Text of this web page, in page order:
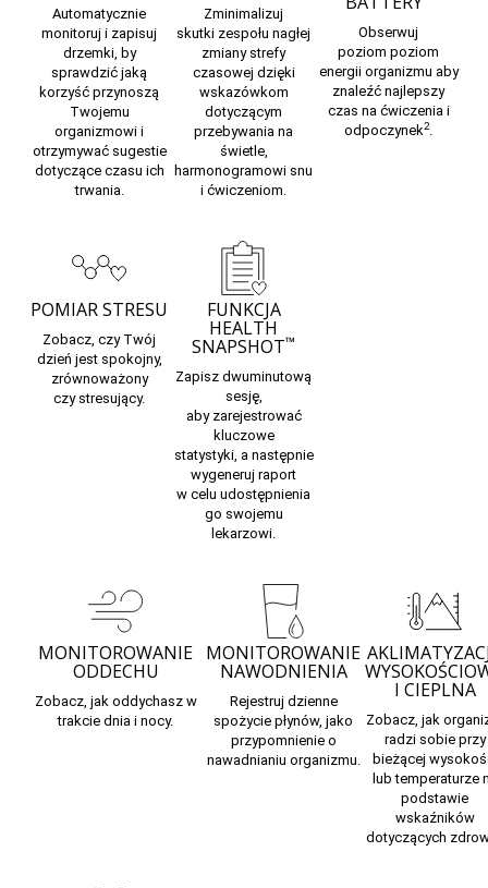
Automatycznie
monitoruj i zapisuj
drzemki, by
sprawdzić jaką
korzyść przynoszą
Twojemu
organizmowi i
otrzymywać sugestie
dotyczące czasu ich
trwania.
Zminimalizuj
skutki zespołu nagłej
zmiany strefy
czasowej dzięki
wskazówkom
dotyczącym
przebywania na
świetle,
harmonogramowi snu
i ćwiczeniom.
Obserwuj
poziompoziom
energii organizmu aby
znaleźć najlepszy
czas na ćwiczenia i
odpoczynek2.
POMIAR STRESU
Zobacz, czy Twój
dzień jest spokojny,
zrównoważony
czy stresujący.
FUNKCJA
HEALTH
SNAPSHOT™
Zapisz dwuminutową
sesję,
aby zarejestrować
kluczowe
statystyki, a następnie
wygeneruj raport
w celu udostępnienia
go swojemu
lekarzowi.
MONITOROWANIE
ODDECHU
Zobacz, jak oddychaszw
trakcie dnia i nocy.
MONITOROWANIE
NAWODNIENIA
Rejestruj dzienne
spożycie płynów, jako
przypomnienie o
nawadnianiu organizmu.
I CIEPLNA
Zobacz, jak
radzi sobieprzy
bieżącej
lub temperaturze
podstawie
wskaźników
dotyczących